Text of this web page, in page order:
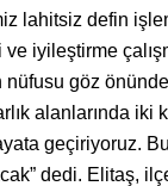
lahitsiz defin
iyileştirme
nüfusu göz
alanlarında iki
geçiriyoruz.
dedi. Elitaş,